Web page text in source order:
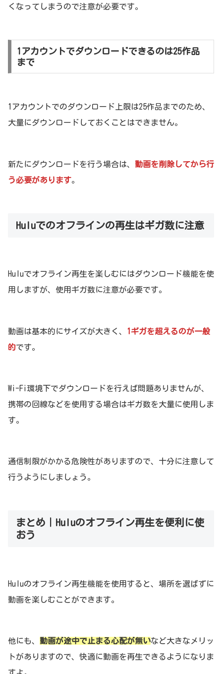
くなってしまうので注意が必要です。
1アカウントでダウンロードできるのは25作品
まで
1アカウントでのダウンロード上限は25作品までのため、
大量にダウンロードしておくことはできません。
新たにダウンロードを行う場合は、 動画を削除してから行
う必要があります。
Huluでのオフラインの再生はギガ数に注意
Huluでオフライン再生を楽しむにはダウンロード機能を使
用しますが、使用ギガ数に注意が必要です。
動画は基本的にサイズが大きく、 1ギガを超えるのが一般
的です。
Wi-Fi環境下でダウンロードを行えば問題ありませんが、
携帯の回線などを使用する場合はギガ数を大量に使用しま
す。
通信制限がかかる危険性がありますので、十分に注意して
行うようにしましょう。
まとめ｜Huluのオフライン再生を便利に使
おう
Huluのオフライン再生機能を使用すると、場所を選ばずに
動画を楽しむことができます。
他にも、 動画が途中で止まる心配が無いなど大きなメリッ
トがありますので、快適に動画を再生できるようになりま